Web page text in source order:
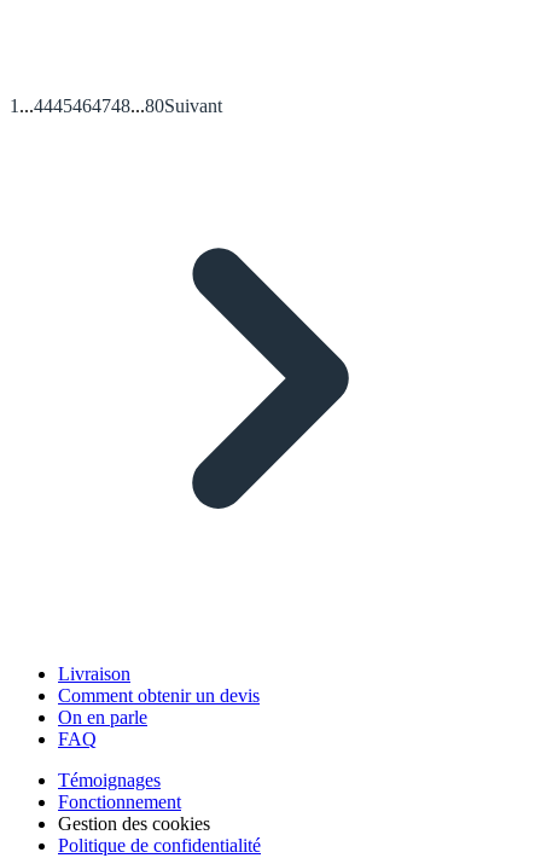
1 ...4445464748...80Suivant
Livraison
Comment obtenir un devis
On en parle
FAQ
Témoignages
Fonctionnement
Gestion des cookies
Politique de confidentialité